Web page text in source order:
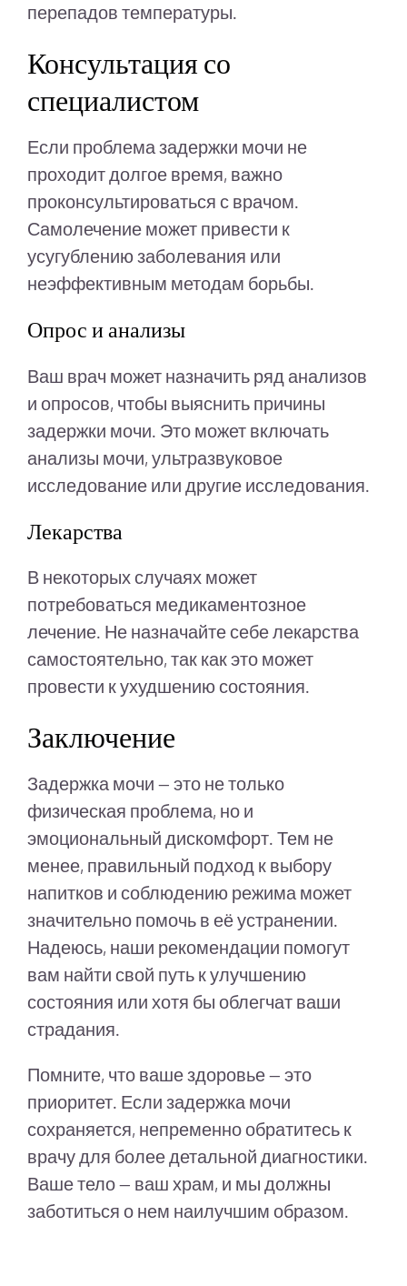
перепадов температуры.
Консультация со
специалистом
Если проблема задержки мочи не
проходит долгое время, важно
проконсультироваться с врачом.
Самолечение может привести к
усугублению заболевания или
неэффективным методам борьбы.
Опрос и анализы
Ваш врач может назначить ряд анализов
и опросов, чтобы выяснить причины
задержки мочи. Это может включать
анализы мочи, ультразвуковое
исследование или другие исследования.
Лекарства
В некоторых случаях может
потребоваться медикаментозное
лечение. Не назначайте себе лекарства
самостоятельно, так как это может
провести к ухудшению состояния.
Заключение
Задержка мочи — это не только
физическая проблема, но и
эмоциональный дискомфорт. Тем не
менее, правильный подход к выбору
напитков и соблюдению режима может
значительно помочь в её устранении.
Надеюсь, наши рекомендации помогут
вам найти свой путь к улучшению
состояния или хотя бы облегчат ваши
страдания.
Помните, что ваше здоровье — это
приоритет. Если задержка мочи
сохраняется, непременно обратитесь к
врачу для более детальной диагностики.
Ваше тело — ваш храм, и мы должны
заботиться о нем наилучшим образом.